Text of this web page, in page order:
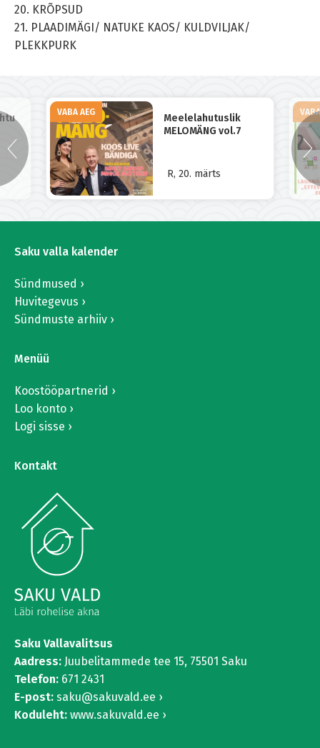
20. KRÕPSUD
21. PLAADIMÄGI/ NATUKE KAOS/ KULDVILJAK/
PLEKKPURK
VABA AEG
Meelelahutuslik
MELOMÄNG vol.7
R, 20. märts
Saku valla kalender
Sündmused
Huvitegevus
Sündmuste arhiiv
Menüü
Koostööpartnerid
Loo konto
Logi sisse
Kontakt
Saku Vallavalitsus
Aadress: Juubelitammede tee 15, 75501 Saku
Telefon: 671 2431
E-post: saku@sakuvald.ee
Koduleht: www.sakuvald.ee